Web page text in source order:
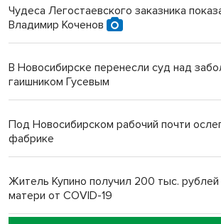
Чудеса Легостаевского заказника
Владимир Коченов
В Новосибирске перенесли суд над
гаишником Гусевым
Под Новосибирском рабочий почти
фабрике
Житель Купино получил 200 тыс. рублей
матери от COVID-19